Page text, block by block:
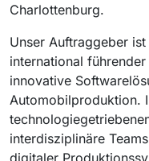
Charlottenburg.
Unser Auftraggeber
international
innovative
Automobilproduktion.
interdisziplinäre
digitaler